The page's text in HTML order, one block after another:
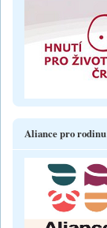
Aliance pro rodinu